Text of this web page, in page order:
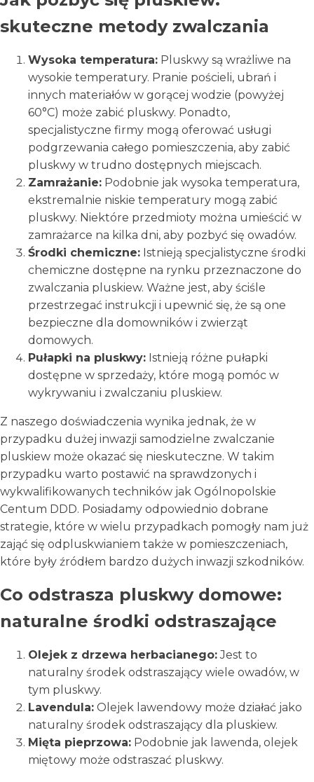
skuteczne metody zwalczania
Wysoka temperatura: Pluskwy są wrażliwe na
wysokie temperatury. Pranie pościeli, ubrań i
innych materiałów w gorącej wodzie (powyżej
60°C) może zabić pluskwy. Ponadto,
specjalistyczne firmy mogą oferować usługi
podgrzewania całego pomieszczenia, aby zabić
pluskwy w trudno dostępnych miejscach.
Zamrażanie: Podobnie jak wysoka temperatura,
ekstremalnie niskie temperatury mogą zabić
pluskwy. Niektóre przedmioty można umieścić w
zamrażarce na kilka dni, aby pozbyć się owadów.
Środki chemiczne: Istnieją specjalistyczne środki
chemiczne dostępne na rynku przeznaczone do
zwalczania pluskiew. Ważne jest, aby ściśle
przestrzegać instrukcji i upewnić się, że są one
bezpieczne dla domowników i zwierząt
domowych.
Pułapki na pluskwy: Istnieją różne pułapki
dostępne w sprzedaży, które mogą pomóc w
wykrywaniu i zwalczaniu pluskiew.
Z naszego doświadczenia wynika jednak, że w
przypadku dużej inwazji samodzielne zwalczanie
pluskiew może okazać się nieskuteczne. W takim
przypadku warto postawić na sprawdzonych i
wykwalifikowanych techników jak Ogólnopolskie
Centum DDD. Posiadamy odpowiednio dobrane
strategie, które w wielu przypadkach pomogły nam już
zająć się odpluskwianiem także w pomieszczeniach,
które były źródłem bardzo dużych inwazji szkodników.
Co odstrasza pluskwy domowe:
naturalne środki odstraszające
Olejek z drzewa herbacianego:Jest to
naturalny środek odstraszający wiele owadów, w
tym pluskwy.
Lavendula: Olejek lawendowy może działać jako
naturalny środek odstraszający dla pluskiew.
Mięta pieprzowa: Podobnie jak lawenda, olejek
miętowy może odstraszać pluskwy.